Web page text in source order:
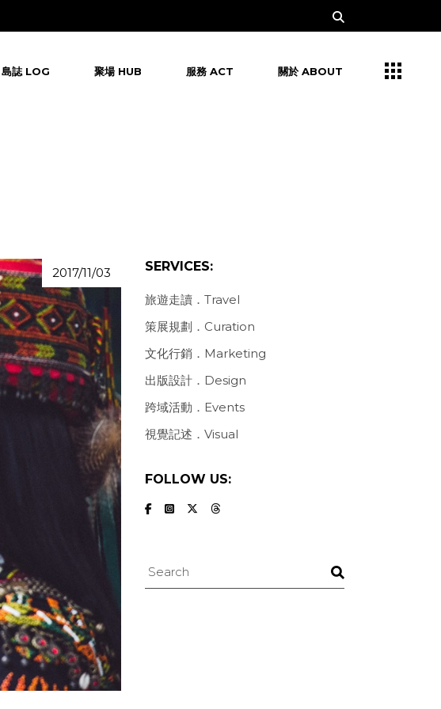
島誌 LOG 聚場 HUB 服務 ACT 關於 ABOUT
2017/11/03 SERVICES:
旅遊走讀．Travel
策展規劃．Curation
文化行銷．Marketing
出版設計．Design
跨域活動．Events
視覺記述．Visual
FOLLOW US:
Search